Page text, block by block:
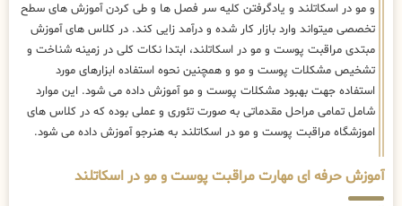
و مو در اسکاتلند و یادگرفتن کلیه سر فصل ها و طی کردن آموزش های سطح
تخصصی میتواند وارد بازار کار شده و درآمد زایی کند. در کلاس های آموزش
مبتدی مراقبت پوست و مو در اسکاتلند، ابتدا نکات کلی در زمینه شناخت و
تشخیص مشکلات پوست و مو و همچنین نحوه استفاده ابزارهای مورد
استفاده جهت بهبود مشکلات پوست و مو آموزش داده می شود. این موارد
شامل تمامی مراحل مقدماتی به صورت تئوری و عملی بوده که در کلاس های
اموزشگاه مراقبت پوست و مو در اسکاتلند به هنرجو آموزش داده می شود.
آموزش حرفه ای مهارت مراقبت پوست و مو در اسکاتلند